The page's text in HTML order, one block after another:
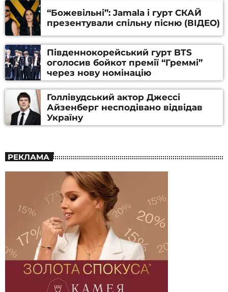
“Божевільні”: Jamala і гурт СКАЙ
презентували спільну пісню (ВІДЕО)
Південнокорейський гурт BTS
оголосив бойкот премії “Греммі”
через нову номінацію
Голлівудський актор Джессі
Айзенберг несподівано відвідав
Україну
РЕКЛАМА